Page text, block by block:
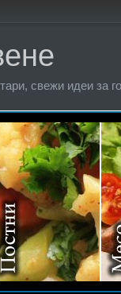
свежи идеи за